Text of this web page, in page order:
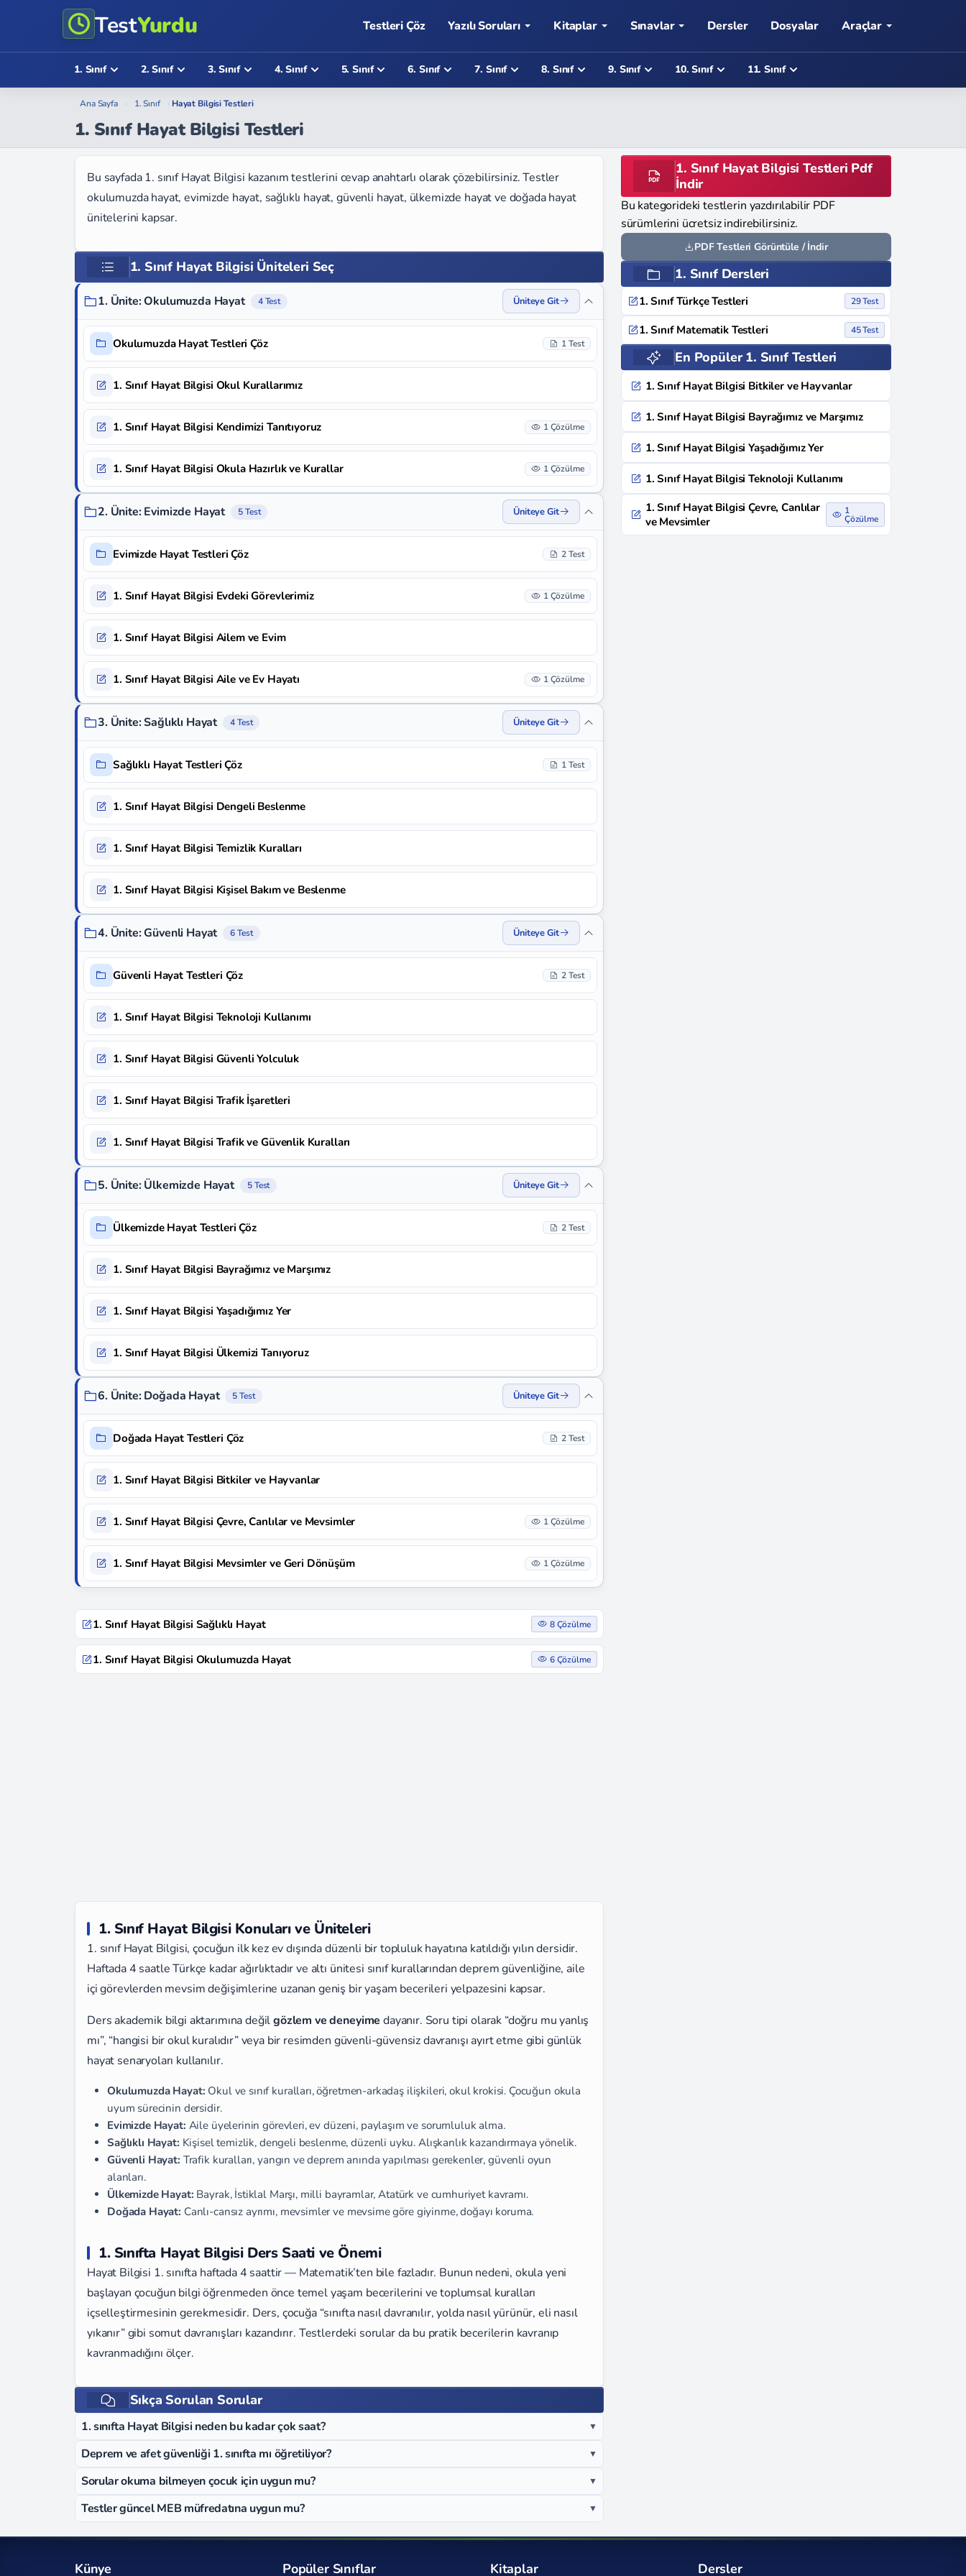
TestYurdu Testleri Çöz Yazılı Soruları Kitaplar Sınavlar Dersler Dosyalar Araçlar
1. Sınıf 2. Sınıf 3. Sınıf 4. Sınıf 5. Sınıf 6. Sınıf 7. Sınıf 8. Sınıf 9. Sınıf 10. Sınıf 11. Sınıf
Ana Sayfa › 1. Sınıf › Hayat Bilgisi Testleri
1. Sınıf Hayat Bilgisi Testleri
Bu sayfada 1. sınıf Hayat Bilgisi kazanım testlerini cevap anahtarlı olarak çözebilirsiniz. Testler
okulumuzda hayat, evimizde hayat, sağlıklı hayat, güvenli hayat, ülkemizde hayat ve doğada hayat
ünitelerini kapsar.
1. Sınıf Hayat Bilgisi Üniteleri Seç
1. Ünite: Okulumuzda Hayat 4 Test Üniteye Git
Okulumuzda Hayat Testleri Çöz 1 Test
1. Sınıf Hayat Bilgisi Okul Kurallarımız
1. Sınıf Hayat Bilgisi Kendimizi Tanıtıyoruz 1 Çözülme
1. Sınıf Hayat Bilgisi Okula Hazırlık ve Kurallar 1 Çözülme
2. Ünite: Evimizde Hayat 5 Test Üniteye Git
Evimizde Hayat Testleri Çöz 2 Test
1. Sınıf Hayat Bilgisi Evdeki Görevlerimiz 1 Çözülme
1. Sınıf Hayat Bilgisi Ailem ve Evim
1. Sınıf Hayat Bilgisi Aile ve Ev Hayatı 1 Çözülme
3. Ünite: Sağlıklı Hayat 4 Test Üniteye Git
Sağlıklı Hayat Testleri Çöz 1 Test
1. Sınıf Hayat Bilgisi Dengeli Beslenme
1. Sınıf Hayat Bilgisi Temizlik Kuralları
1. Sınıf Hayat Bilgisi Kişisel Bakım ve Beslenme
4. Ünite: Güvenli Hayat 6 Test Üniteye Git
Güvenli Hayat Testleri Çöz 2 Test
1. Sınıf Hayat Bilgisi Teknoloji Kullanımı
1. Sınıf Hayat Bilgisi Güvenli Yolculuk
1. Sınıf Hayat Bilgisi Trafik İşaretleri
1. Sınıf Hayat Bilgisi Trafik ve Güvenlik Kuralları
5. Ünite: Ülkemizde Hayat 5 Test Üniteye Git
Ülkemizde Hayat Testleri Çöz 2 Test
1. Sınıf Hayat Bilgisi Bayrağımız ve Marşımız
1. Sınıf Hayat Bilgisi Yaşadığımız Yer
1. Sınıf Hayat Bilgisi Ülkemizi Tanıyoruz
6. Ünite: Doğada Hayat 5 Test Üniteye Git
Doğada Hayat Testleri Çöz 2 Test
1. Sınıf Hayat Bilgisi Bitkiler ve Hayvanlar
1. Sınıf Hayat Bilgisi Çevre, Canlılar ve Mevsimler 1 Çözülme
1. Sınıf Hayat Bilgisi Mevsimler ve Geri Dönüşüm 1 Çözülme
1. Sınıf Hayat Bilgisi Sağlıklı Hayat 8 Çözülme
1. Sınıf Hayat Bilgisi Okulumuzda Hayat 6 Çözülme
1. Sınıf Hayat Bilgisi Konuları ve Üniteleri
1. sınıf Hayat Bilgisi, çocuğun ilk kez ev dışında düzenli bir topluluk hayatına katıldığı yılın dersidir.
Haftada 4 saatle Türkçe kadar ağırlıktadır ve altı ünitesi sınıf kurallarından deprem güvenliğine, aile
içi görevlerden mevsim değişimlerine uzanan geniş bir yaşam becerileri yelpazesini kapsar.
Ders akademik bilgi aktarımına değilgözlem ve deneyime dayanır. Soru tipi olarak “doğru mu yanlış
mı”, “hangisi bir okul kuralıdır” veya bir resimden güvenli-güvensiz davranışı ayırt etme gibi günlük
hayat senaryoları kullanılır.
Okulumuzda Hayat: Okul ve sınıf kuralları, öğretmen-arkadaş ilişkileri, okul krokisi. Çocuğun okula
uyum sürecinin dersidir.
Evimizde Hayat: Aile üyelerinin görevleri, ev düzeni, paylaşım ve sorumluluk alma.
Sağlıklı Hayat: Kişisel temizlik, dengeli beslenme, düzenli uyku. Alışkanlık kazandırmaya yönelik.
Güvenli Hayat: Trafik kuralları, yangın ve deprem anında yapılması gerekenler, güvenli oyun
alanları.
Ülkemizde Hayat: Bayrak, İstiklal Marşı, milli bayramlar, Atatürk ve cumhuriyet kavramı.
Doğada Hayat: Canlı-cansız ayrımı, mevsimler ve mevsime göre giyinme, doğayı koruma.
1. Sınıfta Hayat Bilgisi Ders Saati ve Önemi
Hayat Bilgisi 1. sınıfta haftada 4 saattir — Matematik’ten bile fazladır. Bunun nedeni, okula yeni
başlayan çocuğun bilgi öğrenmeden önce temel yaşam becerilerini ve toplumsal kuralları
içselleştirmesinin gerekmesidir. Ders, çocuğa “sınıfta nasıl davranılır, yolda nasıl yürünür, eli nasıl
yıkanır” gibi somut davranışları kazandırır. Testlerdeki sorular da bu pratik becerilerin kavranıp
kavranmadığını ölçer.
Sıkça Sorulan Sorular
1. sınıfta Hayat Bilgisi neden bu kadar çok saat? ▼
Deprem ve afet güvenliği 1. sınıfta mı öğretiliyor? ▼
Sorular okuma bilmeyen çocuk için uygun mu? ▼
Testler güncel MEB müfredatına uygun mu? ▼
1. Sınıf Hayat Bilgisi Testleri Pdf
İndir
Bu kategorideki testlerin yazdırılabilir PDF
sürümlerini ücretsiz indirebilirsiniz.
PDF Testleri Görüntüle / İndir
1. Sınıf Dersleri
1. Sınıf Türkçe Testleri 29 Test
1. Sınıf Matematik Testleri 45 Test
En Popüler 1. Sınıf Testleri
1. Sınıf Hayat Bilgisi Bitkiler ve Hayvanlar
1. Sınıf Hayat Bilgisi Bayrağımız ve Marşımız
1. Sınıf Hayat Bilgisi Yaşadığımız Yer
1. Sınıf Hayat Bilgisi Teknoloji Kullanımı
1. Sınıf Hayat Bilgisi Çevre, Canlılar
ve Mevsimler
1
Çözülme
Künye Popüler Sınıflar Kitaplar Dersler